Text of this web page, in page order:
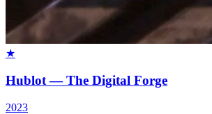
★
Hublot — The Digital Forge
2023